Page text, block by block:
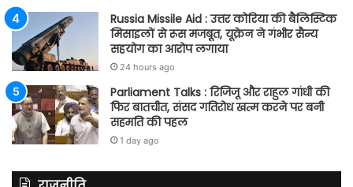
Russia Missile Aid : उत्तर कोरिया की बैलिस्टिक
मिसाइलों से रूस मजबूत, यूक्रेन ने गंभीर सैन्य
सहयोग का आरोप लगाया
24 hours ago
Parliament Talks : रिजिजू और राहुल गांधी की
फिर बातचीत, संसद गतिरोध खत्म करने पर बनी
सहमति की पहल
1 day ago